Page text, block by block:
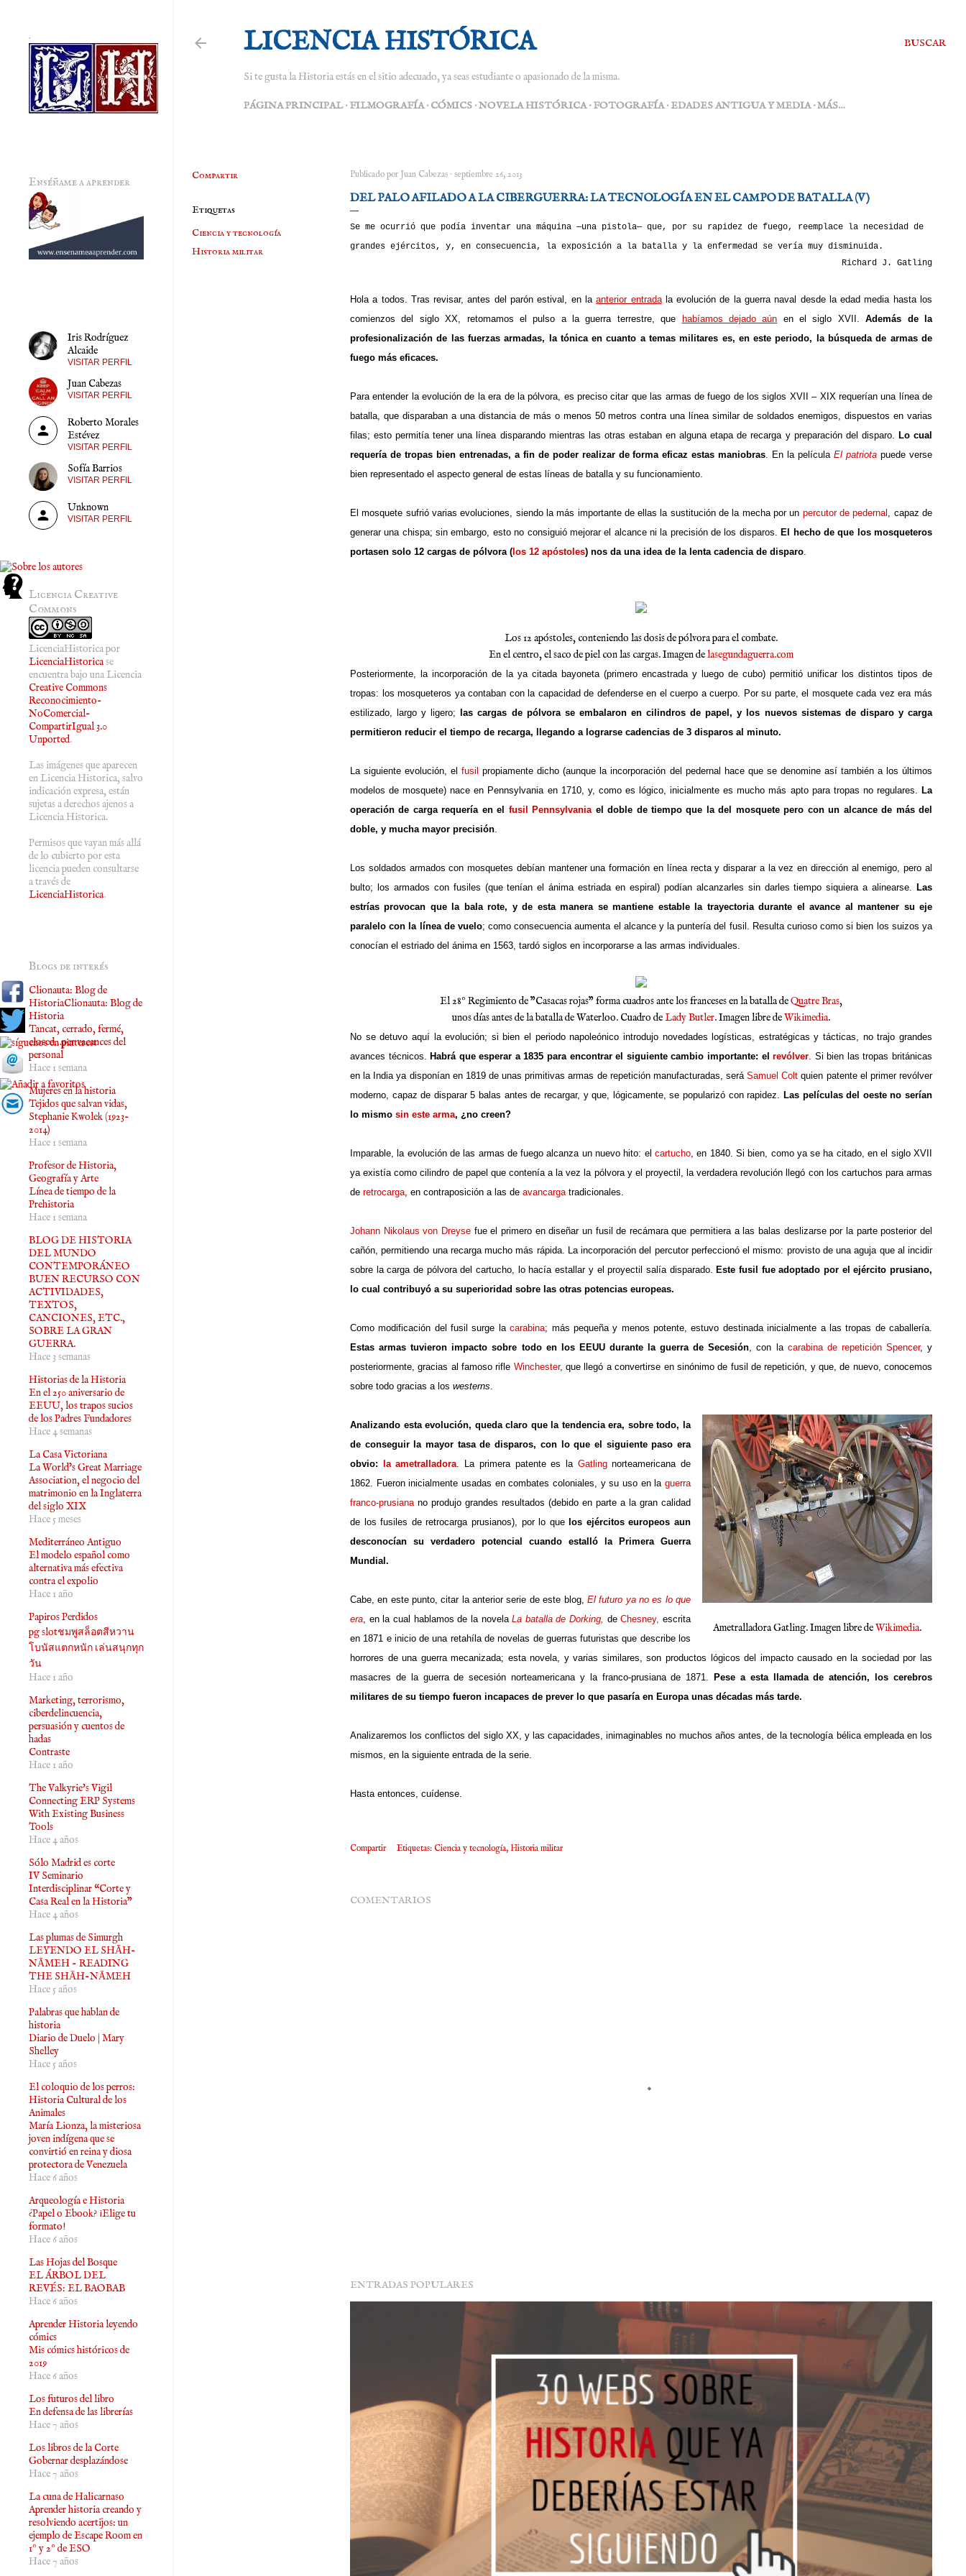
BUSCAR
LICENCIA HISTÓRICA
Si te gusta la Historia estás en el sitio adecuado, ya seas estudiante o apasionado de la misma.
PÁGINA PRINCIPAL FILMOGRAFÍA CÓMICS NOVELA HISTÓRICA FOTOGRAFÍA EDADES ANTIGUA Y MEDIA MÁS…
Compartir
Etiquetas
Ciencia y tecnología
Historia militar
Publicado por Juan Cabezas septiembre 26, 2013
DEL PALO AFILADO A LA CIBERGUERRA: LA TECNOLOGÍA EN EL CAMPO DE BATALLA (V)
Se me ocurrió que podía inventar una máquina —una pistola— que, por su rapidez de fuego, reemplace la necesidad de
grandes ejércitos, y, en consecuencia, la exposición a la batalla y la enfermedad se vería muy disminuida.
Richard J. Gatling
Hola a todos. Tras revisar, antes del parón estival, en laanterior entradala evolución de la guerra naval desde la edad media hasta los
comienzos del siglo XX, retomamos el pulso a la guerra terrestre, que
habíamos dejado aún en el siglo XVII.Además de la
profesionalización de las fuerzas armadas, la tónica en cuanto a temas militares es, en este periodo, la búsqueda de armas de
fuego más eficaces.
Para entender la evolución de la era de la pólvora, es preciso citar que las armas de fuego de los siglos XVII – XIX requerían una línea de
batalla, que disparaban a una distancia de más o menos 50 metros contra una línea similar de soldados enemigos, dispuestos en varias
filas; esto permitía tener una línea disparando mientras las otras estaban en alguna etapa de recarga y preparación del disparo. Lo cual
requería de tropas bien entrenadas, a fin de poder realizar de forma eficaz estas maniobras. En la películaEl patriota puede verse
bien representado el aspecto general de estas líneas de batalla y su funcionamiento.
El mosquete sufrió varias evoluciones, siendo la más importante de ellas la sustitución de la mecha por un percutor de pedernal , capaz de
generar una chispa; sin embargo, esto no consiguió mejorar el alcance ni la precisión de los disparos. El hecho de que los mosqueteros
portasen solo 12 cargas de pólvora ( los 12 apóstoles) nos da una idea de la lenta cadencia de disparo.
Los 12 apóstoles, conteniendo las dosis de pólvora para el combate.
En el centro, el saco de piel con las cargas. Imagen delasegundaguerra.com
Posteriormente, la incorporación de la ya citada bayoneta (primero encastrada y luego de cubo) permitió unificar los distintos tipos de
tropas: los mosqueteros ya contaban con la capacidad de defenderse en el cuerpo a cuerpo. Por su parte, el mosquete cada vez era más
estilizado, largo y ligero;
las cargas de pólvora se embalaron en cilindros de papel, y los nuevos sistemas de disparo y carga
permitieron reducir el tiempo de recarga, llegando a lograrse cadencias de 3 disparos al minuto.
La siguiente evolución, elfusil propiamente dicho (aunque la incorporación del pedernal hace que se denomine así también a los últimos
modelos de mosquete) nace en Pennsylvania en 1710, y, como es lógico, inicialmente es mucho más apto para tropas no regulares. La
operación de carga requería en el fusil Pennsylvaniael doble de tiempo que la del mosquete pero con un alcance de más del
doble, y mucha mayor precisión.
Los soldados armados con mosquetes debían mantener una formación en línea recta y disparar a la vez en dirección al enemigo, pero al
bulto; los armados con fusiles (que tenían el ánima estriada en espiral) podían alcanzarles sin darles tiempo siquiera a alinearse. Las
estrías provocan que la bala rote, y de esta manera se mantiene estable la trayectoria durante el avance al mantener su eje
paralelo con la línea de vuelo; como consecuencia aumenta el alcance y la puntería del fusil. Resulta curioso como si bien los suizos ya
conocían el estriado del ánima en 1563, tardó siglos en incorporarse a las armas individuales.
El 28º Regimiento de "Casacas rojas" forma cuadros ante los franceses en la batalla deQuatre Bras,
unos días antes de la batalla de Waterloo. Cuadro deLady Butler. Imagen libre deWikimedia.
No se detuvo aquí la evolución; si bien el periodo napoleónico introdujo novedades logísticas, estratégicas y tácticas, no trajo grandes
avances técnicos. Habrá que esperar a 1835 para encontrar el siguiente cambio importante: elrevólver. Si bien las tropas británicas
en la India ya disponían en 1819 de unas primitivas armas de repetición manufacturadas, seráSamuel Colt quien patente el primer revólver
moderno, capaz de disparar 5 balas antes de recargar, y que, lógicamente, se popularizó con rapidez. Las películas del oeste no serían
lo mismo sin este arma, ¿no creen?
Imparable, la evolución de las armas de fuego alcanza un nuevo hito: el cartucho, en 1840. Si bien, como ya se ha citado, en el siglo XVII
ya existía como cilindro de papel que contenía a la vez la pólvora y el proyectil, la verdadera revolución llegó con los cartuchos para armas
de retrocarga, en contraposición a las de avancargatradicionales.
Johann Nikolaus von Dreysefue el primero en diseñar un fusil de recámara que permitiera a las balas deslizarse por la parte posterior del
cañón, permitiendo una recarga mucho más rápida. La incorporación del percutor perfeccionó el mismo: provisto de una aguja que al incidir
sobre la carga de pólvora del cartucho, lo hacía estallar y el proyectil salía disparado. Este fusil fue adoptado por el ejército prusiano,
lo cual contribuyó a su superioridad sobre las otras potencias europeas.
Como modificación del fusil surge lacarabina; más pequeña y menos potente, estuvo destinada inicialmente a las tropas de caballería.
Estas armas tuvieron impacto sobre todo en los EEUU durante la guerra de Secesión, con la carabina de repetición Spencer, y
posteriormente, gracias al famoso rifle Winchester, que llegó a convertirse en sinónimo de fusil de repetición, y que, de nuevo, conocemos
sobre todo gracias a los westerns.
Ametralladora Gatling. Imagen libre deWikimedia.
Analizando esta evolución, queda claro que la tendencia era, sobre todo, la
de conseguir la mayor tasa de disparos, con lo que el siguiente paso era
obvio:
la ametralladora. La primera patente es la Gatlingnorteamericana de
1862. Fueron inicialmente usadas en combates coloniales, y su uso en la guerra
franco-prusianano produjo grandes resultados (debido en parte a la gran calidad
de los fusiles de retrocarga prusianos), por lo que los ejércitos europeos aun
desconocían su verdadero potencial cuando estalló la Primera Guerra
Mundial.
Cabe, en este punto, citar la anterior serie de este blog, El futuro ya no es lo que
era, en la cual hablamos de la novelaLa batalla de Dorking, de Chesney,escrita
en 1871 e inicio de una retahíla de novelas de guerras futuristas que describe los
horrores de una guerra mecanizada; esta novela, y varias similares, son productos lógicos del impacto causado en la sociedad por las
masacres de la guerra de secesión norteamericana y la franco-prusiana de 1871.
Pese a esta llamada de atención, los cerebros
militares de su tiempo fueron incapaces de prever lo que pasaría en Europa unas décadas más tarde.
Analizaremos los conflictos del siglo XX, y las capacidades, inimaginables no muchos años antes, de la tecnología bélica empleada en los
mismos, en la siguiente entrada de la serie.
Hasta entonces, cuídense.
Compartir Etiquetas: Ciencia y tecnología Historia militar
COMENTARIOS
ENTRADAS POPULARES
.
Enséñame a aprender
Iris Rodríguez
Alcaide
VISITAR PERFIL
Juan Cabezas
VISITAR PERFIL
Roberto Morales
Estévez
VISITAR PERFIL
Sofía Barrios
VISITAR PERFIL
Unknown
VISITAR PERFIL
Licencia Creative
Commons
LicenciaHistoricapor
LicenciaHistoricase
encuentra bajo una Licencia
Creative Commons
Reconocimiento-
NoComercial-
CompartirIgual 3.0
Unported.
Las imágenes que aparecen
en Licencia Historica, salvo
indicación expresa, están
sujetas a derechos ajenos a
Licencia Historica.
Permisos que vayan más allá
de lo cubierto por esta
licencia pueden consultarse
a través de
LicenciaHistorica.
Blogs de interés
Clionauta: Blog de
HistoriaClionauta: Blog de
Historia
Tancat, cerrado, fermé,
closed…per vacances del
personal
Hace 1 semana
Mujeres en la historia
Tejidos que salvan vidas,
Stephanie Kwolek (1923-
2014)
Hace 1 semana
Profesor de Historia,
Geografía y Arte
Línea de tiempo de la
Prehistoria
Hace 1 semana
BLOG DE HISTORIA
DEL MUNDO
CONTEMPORÁNEO
BUEN RECURSO CON
ACTIVIDADES,
TEXTOS,
CANCIONES, ETC.,
SOBRE LA GRAN
GUERRA.
Hace 3 semanas
Historias de la Historia
En el 250 aniversario de
EEUU, los trapos sucios
de los Padres Fundadores
Hace 4 semanas
La Casa Victoriana
La World’s Great Marriage
Association, el negocio del
matrimonio en la Inglaterra
del siglo XIX
Hace 5 meses
Mediterráneo Antiguo
El modelo español como
alternativa más efectiva
contra el expolio
Hace 1 año
Papiros Perdidos
pg slotชมพูสล็อตสีหวาน
โบนัสแตกหนัก เล่นสนุกทุก
วัน
Hace 1 año
Marketing, terrorismo,
ciberdelincuencia,
persuasión y cuentos de
hadas
Contraste
Hace 1 año
The Valkyrie's Vigil
Connecting ERP Systems
With Existing Business
Tools
Hace 4 años
Sólo Madrid es corte
IV Seminario
Interdisciplinar “Corte y
Casa Real en la Historia”
Hace 4 años
Las plumas de Simurgh
LEYENDO EL SHĀH-
NĀMEH - READING
THE SHĀH-NĀMEH
Hace 5 años
Palabras que hablan de
historia
Diario de Duelo | Mary
Shelley
Hace 5 años
El coloquio de los perros:
Historia Cultural de los
Animales
María Lionza, la misteriosa
joven indígena que se
convirtió en reina y diosa
protectora de Venezuela
Hace 6 años
Arqueología e Historia
¿Papel o Ebook? ¡Elige tu
formato!
Hace 6 años
Las Hojas del Bosque
EL ÁRBOL DEL
REVÉS: EL BAOBAB
Hace 6 años
Aprender Historia leyendo
cómics
Mis cómics históricos de
2019
Hace 6 años
Los futuros del libro
En defensa de las librerías
Hace 7 años
Los libros de la Corte
Gobernar desplazándose
Hace 7 años
La cuna de Halicarnaso
Aprender historia creando y
resolviendo acertijos: un
ejemplo de Escape Room en
1º y 2º de ESO
Hace 7 años